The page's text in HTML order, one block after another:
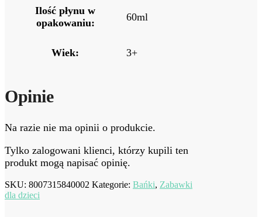
Ilość płynu w
opakowaniu:
60ml
Wiek: 3+
Opinie
Na razie nie ma opinii o produkcie.
Tylko zalogowani klienci, którzy kupili ten
produkt mogą napisać opinię.
SKU: 8007315840002 Kategorie: Bańki, Zabawki
dla dzieci